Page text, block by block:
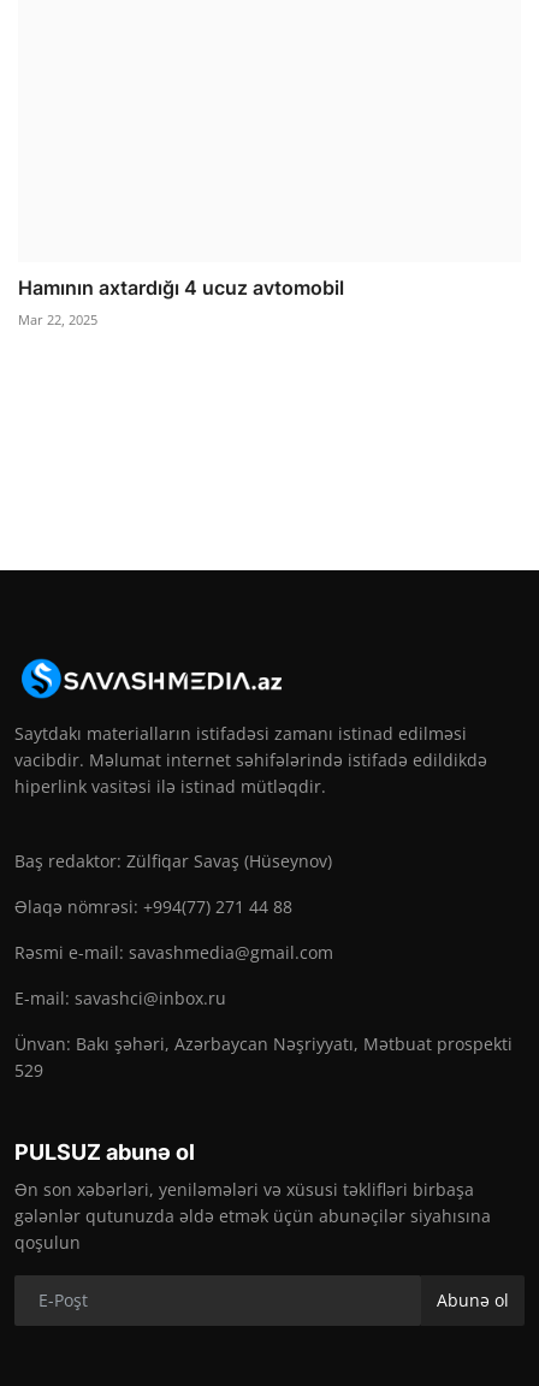
Hamının axtardığı 4 ucuz avtomobil
Mar 22, 2025
Saytdakı materialların istifadəsi zamanı istinad edilməsi
vacibdir. Məlumat internet səhifələrində istifadə edildikdə
hiperlink vasitəsi ilə istinad mütləqdir.
Baş redaktor: Zülfiqar Savaş (Hüseynov)
Əlaqə nömrəsi: +994(77) 271 44 88
Rəsmi e-mail: savashmedia@gmail.com
E-mail: savashci@inbox.ru
Ünvan: Bakı şəhəri, Azərbaycan Nəşriyyatı, Mətbuat prospekti
529
PULSUZ abunə ol
Ən son xəbərləri, yeniləmələri və xüsusi təklifləri birbaşa
gələnlər qutunuzda əldə etmək üçün abunəçilər siyahısına
qoşulun
Abunə ol